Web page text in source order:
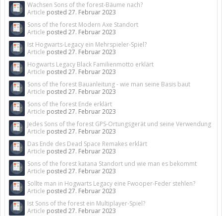
Wachsen Sons of the forest-Bäume nach?
Article posted 27. Februar 2023
Sons of the forest Modern Axe Standort
Article posted 27. Februar 2023
Ist Hogwarts-Legacy ein Mehrspieler-Spiel?
Article posted 27. Februar 2023
Hogwarts Legacy Black Familienmotto erklärt
Article posted 27. Februar 2023
Sons of the forest Bauanleitung - wie man seine Basis baut
Article posted 27. Februar 2023
Sons of the forest Ende erklärt
Article posted 27. Februar 2023
Jedes Sons of the forest GPS-Ortungsgerät und seine Verwendung
Article posted 27. Februar 2023
Das Ende des Dead Space Remakes erklärt
Article posted 27. Februar 2023
Sons of the forest katana Standort und wie man es bekommt
Article posted 27. Februar 2023
Sollte man in Hogwarts Legacy eine Fwooper-Feder stehlen?
Article posted 27. Februar 2023
Ist Sons of the forest ein Multiplayer-Spiel?
Article posted 27. Februar 2023